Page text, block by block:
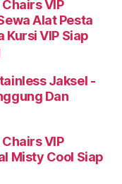
VIP
Alat Pesta
Kursi VIP Siap
Jaksel -
Dan
VIP
Misty Cool Siap